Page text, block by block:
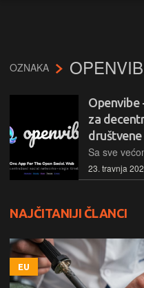
OZNAKA
za
23. travnja
NAJČITANIJI ČLANCI
EU